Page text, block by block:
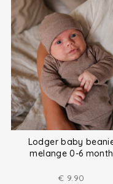
Lodger baby
melange 0-6 month
€ 9.90